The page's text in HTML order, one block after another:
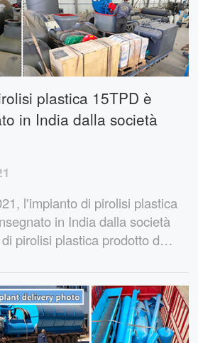
plastica 15TPD è
in India dalla società
l'impianto di pirolisi plastica
in India dalla società
pirolisi plastica prodotto da
e può portare grandi